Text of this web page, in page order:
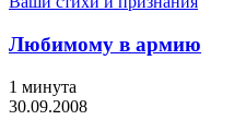
Любимому в армию
1 минута
30.09.2008